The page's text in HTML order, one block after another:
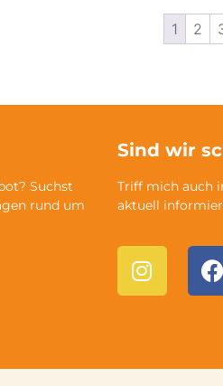
1 2
Suchst
rund um
Sind wir
Triff mich auch
aktuell